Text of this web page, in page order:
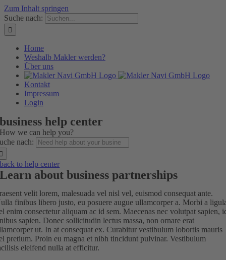
Zum Inhalt springen
Suche nach:
Home
Weshalb Makler werden?
Über uns
Kontakt
Impressum
Login
business help center
How we can help you?
nach:
back to help center
Learn about business partnerships
velit lorem, malesuada vel nisl vel, euismod consequat ante.
finibus libero justo, eu posuere augue ullamcorper a. Morbi a
enim consectetur aliquam ac id sem. Maecenas nec volutpat sapien,
sapien. Donec sollicitudin lectus massa, non ornare erat
ut. In at consequat ex. Curabitur vestibulum lobortis mauris
pretium. Proin eu magna et nibh tincidunt pulvinar. Vestibulum
eleifend nulla at efficitur.